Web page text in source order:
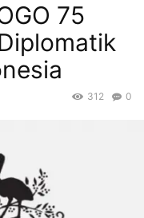
75
0
312